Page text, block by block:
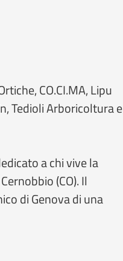
CO.CI.MA, Lipu
Tedioli Arboricoltura e
a chi vive la
(CO). Il
di Genova di una